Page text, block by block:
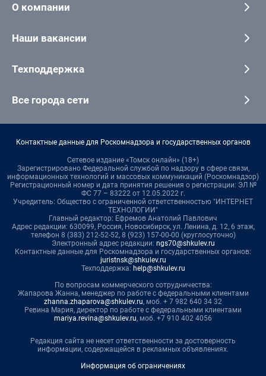
О компании
Наши вакансии
Техподдержка
Все города сети
Контактные данные для Роскомнадзора и государственных органов
Сетевое издание «Томск онлайн» (18+)
Зарегистрировано Федеральной службой по надзору в сфере связи,
информационных технологий и массовых коммуникаций (Роскомнадзор)
Регистрационный номер и дата принятия решения о регистрации: ЭЛ №
ФС 77 – 83222 от 12.05.2022 г.
Учредитель: Общество с ограниченной ответственностью "ИНТЕРНЕТ
ТЕХНОЛОГИИ"
Главный редактор: Ефремов Анатолий Павлович
Адрес редакции: 630099, Россия, Новосибирск, ул. Ленина, д. 12, 6 этаж,
телефон 8 (383) 212-52-52, 8 (923) 157-00-00 (круглосуточно)
Электронный адрес редакции: ngs70@shkulev.ru
Контактные данные для Роскомнадзора и государственных органов:
juristnsk@shkulev.ru
Техподдержка: help@shkulev.ru
По вопросам коммерческого сотрудничества:
Жапарова Жанна, менеджер по работе с федеральными клиентами
zhanna.zhaparova@shkulev.ru, моб. + 7 982 640 34 32
Ревина Мария, директор по работе с федеральными клиентами
mariya.revina@shkulev.ru, моб. +7 910 402 4056
Редакция сайта не несет ответственности за достоверность
информации, содержащейся в рекламных объявлениях.
Информация об ограничениях